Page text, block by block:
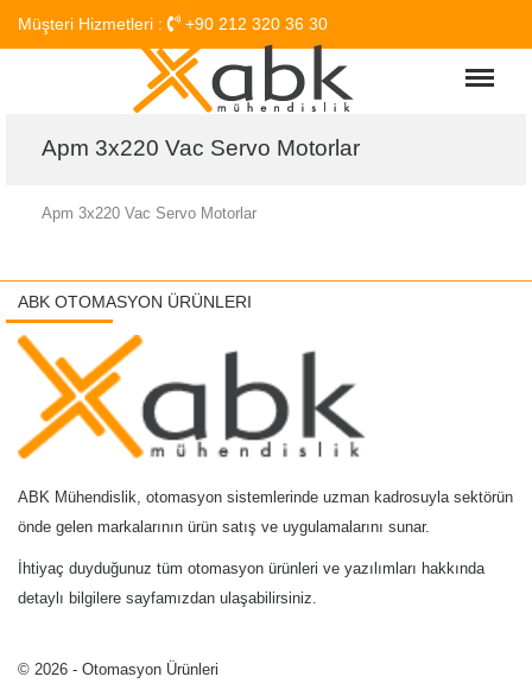
Müşteri Hizmetleri : +90 212 320 36 30
Menu
Apm 3x220 Vac Servo Motorlar
Apm 3x220 Vac Servo Motorlar
ABK OTOMASYON ÜRÜNLERI
ABK Mühendislik, otomasyon sistemlerinde uzman kadrosuyla sektörün
önde gelen markalarının ürün satış ve uygulamalarını sunar.
İhtiyaç duyduğunuz tüm otomasyon ürünleri ve yazılımları hakkında
detaylı bilgilere sayfamızdan ulaşabilirsiniz.
© 2026 - Otomasyon Ürünleri